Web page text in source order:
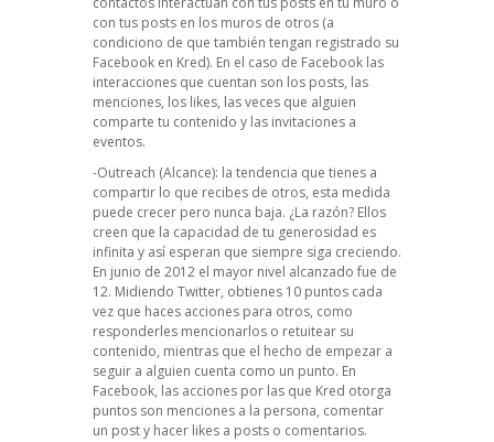
con tus posts en los muros de otros (a
condiciono de que también tengan registrado su
Facebook en Kred). En el caso de Facebook las
interacciones que cuentan son los posts, las
menciones, los likes, las veces que alguien
comparte tu contenido y las invitaciones a
eventos.
-Outreach (Alcance): la tendencia que tienes a
compartir lo que recibes de otros, esta medida
puede crecer pero nunca baja. ¿La razón? Ellos
creen que la capacidad de tu generosidad es
infinita y así esperan que siempre siga creciendo.
En junio de 2012 el mayor nivel alcanzado fue de
12. Midiendo Twitter, obtienes 10 puntos cada
vez que haces acciones para otros, como
responderles mencionarlos o retuitear su
contenido, mientras que el hecho de empezar a
seguir a alguien cuenta como un punto. En
Facebook, las acciones por las que Kred otorga
puntos son menciones a la persona, comentar
un post y hacer likes a posts o comentarios.